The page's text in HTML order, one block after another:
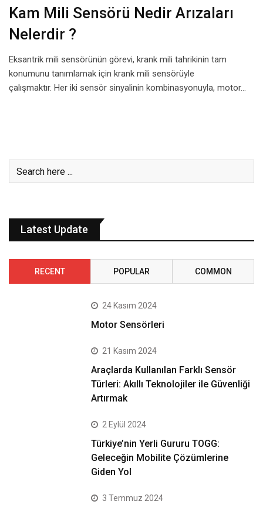
Kam Mili Sensörü Nedir Arızaları
Nelerdir ?
Eksantrik mili sensörünün görevi, krank mili tahrikinin tam
konumunu tanımlamak için krank mili sensörüyle
çalışmaktır. Her iki sensör sinyalinin kombinasyonuyla, motor…
Latest Update
RECENT POPULAR COMMON
24 Kasım 2024
Motor Sensörleri
21 Kasım 2024
Araçlarda Kullanılan Farklı Sensör
Türleri: Akıllı Teknolojiler ile Güvenliği
Artırmak
2 Eylül 2024
Türkiye’nin Yerli Gururu TOGG:
Geleceğin Mobilite Çözümlerine
Giden Yol
3 Temmuz 2024